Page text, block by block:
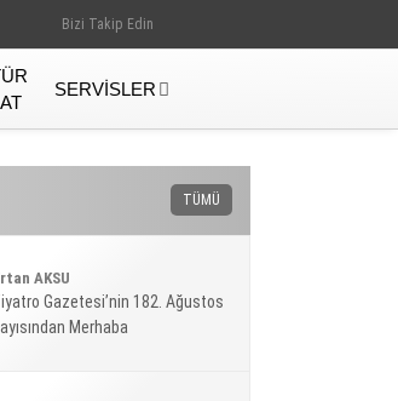
Bizi Takip Edin
SERVISLER
TÜMÜ
AKSU
Gazetesi’nin 182. Ağustos
Merhaba